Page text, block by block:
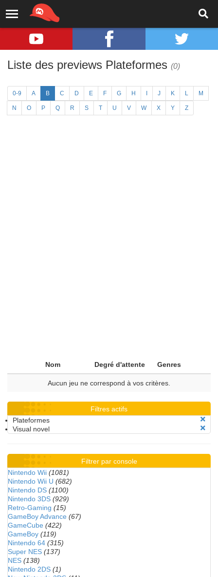
Liste des previews Plateformes (0)
0-9 A B C D E F G H J K L M
N O P Q R S T U V W X Y Z
Nom Degré d'attente Genres
Aucun jeu ne correspond à vos critères.
Filtres actifs
Plateformes
Visual novel
Filtrer par console
Nintendo Wii (1081)
Nintendo Wii U (682)
Nintendo DS (1100)
Nintendo 3DS (929)
Retro-Gaming (15)
GameBoy Advance (67)
GameCube (422)
GameBoy (119)
Nintendo 64 (315)
Super NES (137)
NES (138)
Nintendo 2DS (1)